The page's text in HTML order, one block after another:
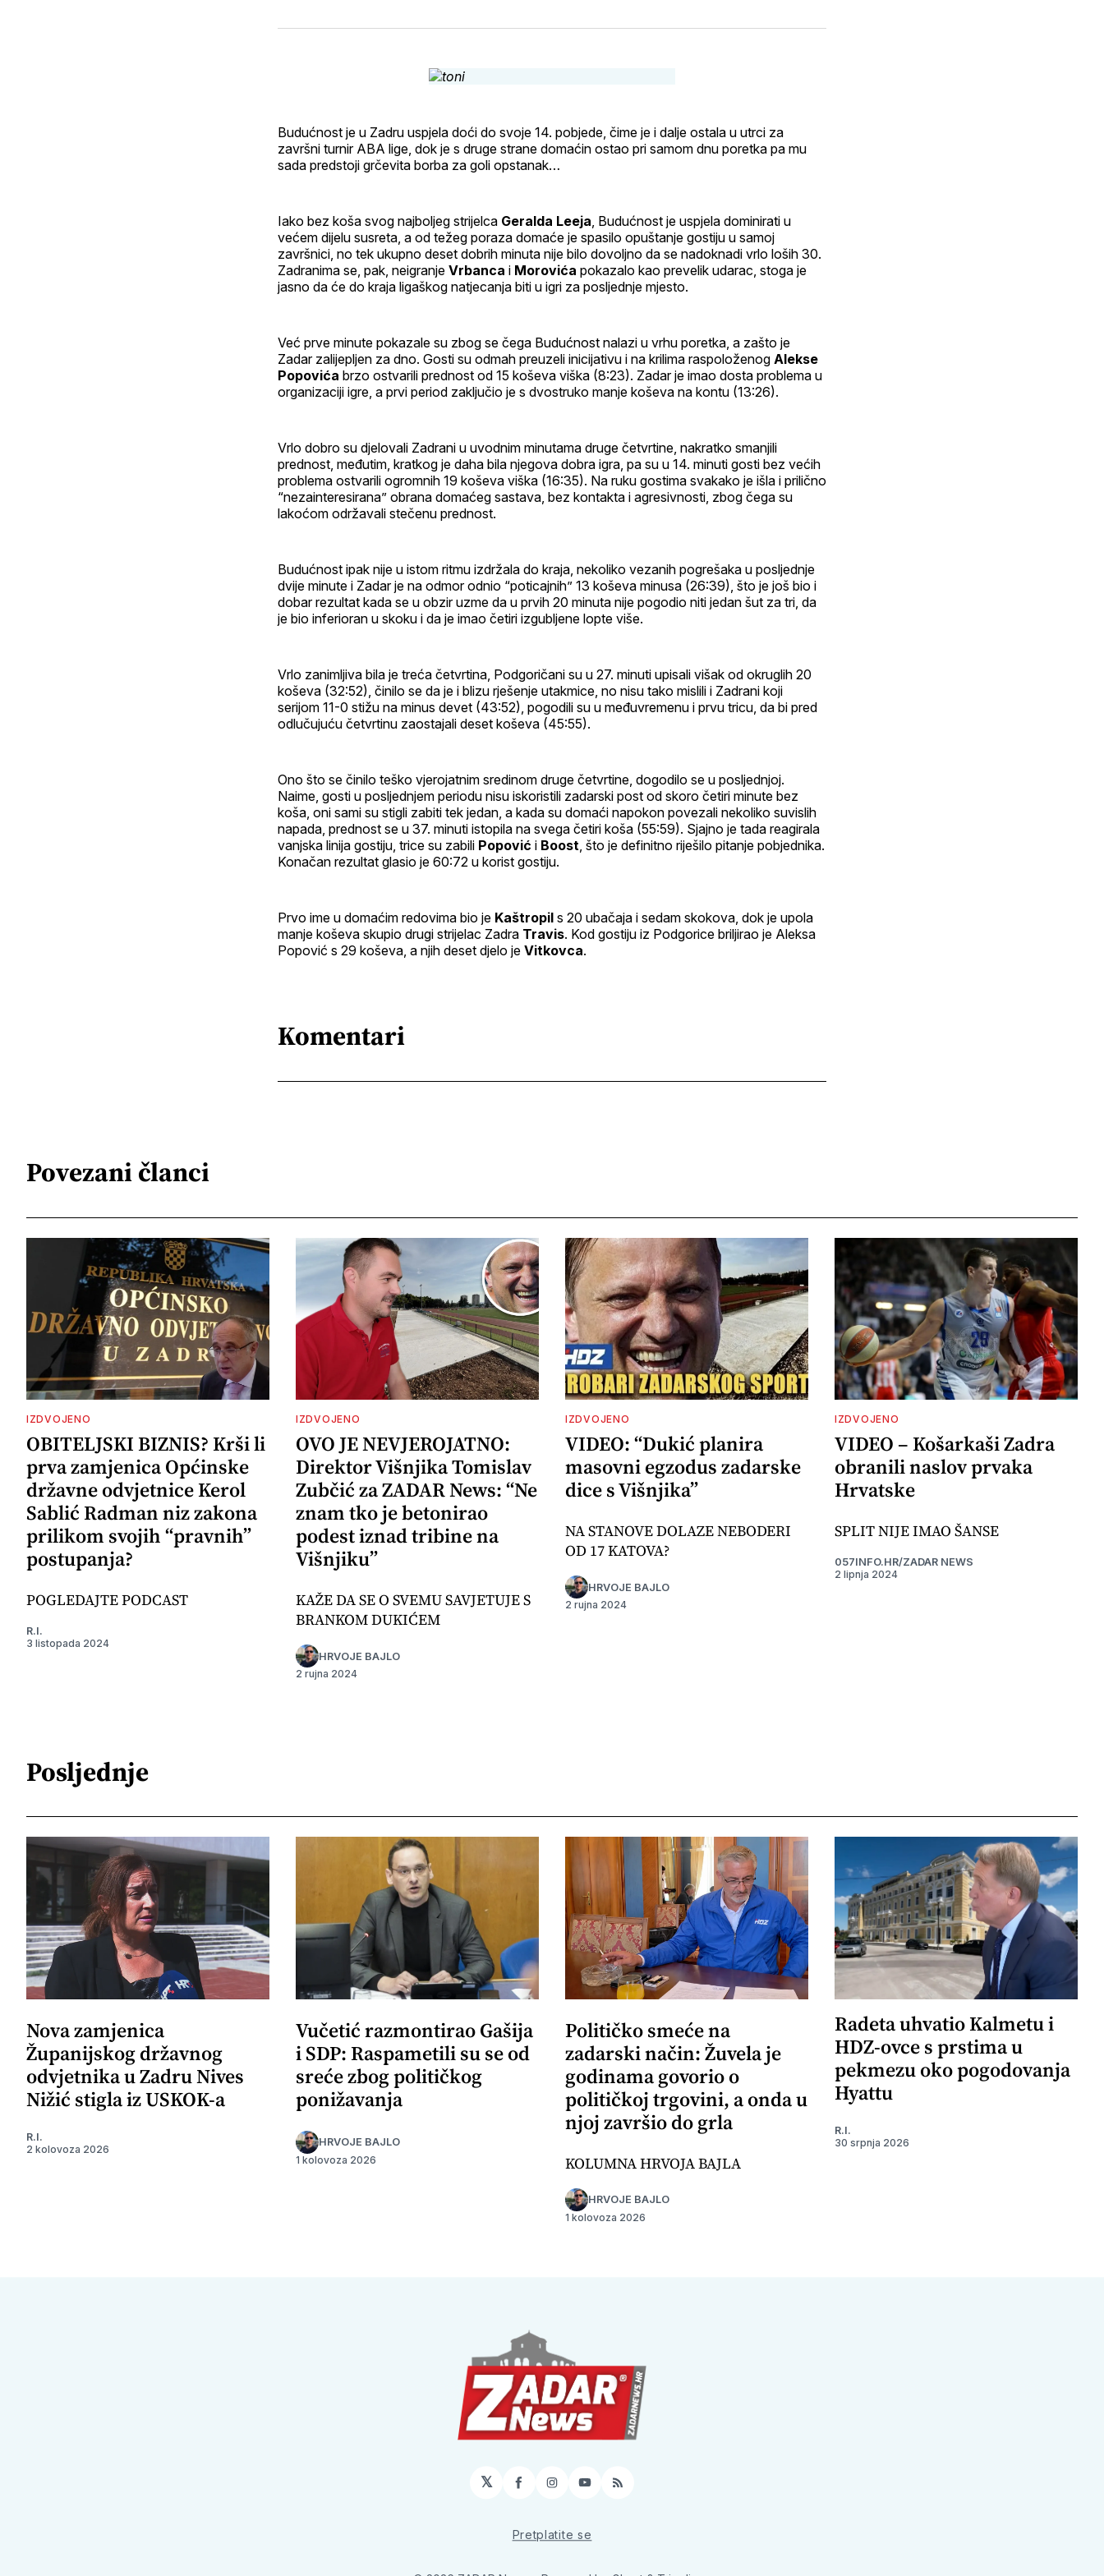
FacebookLinkedIn maila
Budućnost je u Zadru uspjela doći do svoje 14. pobjede, čime je i dalje ostala u utrci za
završni turnir ABA lige, dok je s druge strane domaćin ostao pri samom dnu poretka pa mu
sada predstoji grčevita borba za goli opstanak…
Iako bez koša svog najboljeg strijelca Geralda Leeja , Budućnost je uspjela dominirati u
većem dijelu susreta, a od težeg poraza domaće je spasilo opuštanje gostiju u samoj
završnici, no tek ukupno deset dobrih minuta nije bilo dovoljno da se nadoknadi vrlo loših 30.
Zadranima se, pak, neigranje Vrbanca i Morovića pokazalo kao prevelik udarac, stoga je
jasno da će do kraja ligaškog natjecanja biti u igri za posljednje mjesto.
Već prve minute pokazale su zbog se čega Budućnost nalazi u vrhu poretka, a zašto je
Zadar zalijepljen za dno. Gosti su odmah preuzeli inicijativu i na krilima raspoloženog Alekse
Popovića brzo ostvarili prednost od 15 koševa viška (8:23). Zadar je imao dosta problema u
organizaciji igre, a prvi period zaključio je s dvostruko manje koševa na kontu (13:26).
Vrlo dobro su djelovali Zadrani u uvodnim minutama druge četvrtine, nakratko smanjili
prednost, međutim, kratkog je daha bila njegova dobra igra, pa su u 14. minuti gosti bez većih
problema ostvarili ogromnih 19 koševa viška (16:35). Na ruku gostima svakako je išla i prilično
“nezainteresirana” obrana domaćeg sastava, bez kontakta i agresivnosti, zbog čega su
lakoćom održavali stečenu prednost.
Budućnost ipak nije u istom ritmu izdržala do kraja, nekoliko vezanih pogrešaka u posljednje
dvije minute i Zadar je na odmor odnio “poticajnih” 13 koševa minusa (26:39), što je još bio i
dobar rezultat kada se u obzir uzme da u prvih 20 minuta nije pogodio niti jedan šut za tri, da
je bio inferioran u skoku i da je imao četiri izgubljene lopte više.
Vrlo zanimljiva bila je treća četvrtina, Podgoričani su u 27. minuti upisali višak od okruglih 20
koševa (32:52), činilo se da je i blizu rješenje utakmice, no nisu tako mislili i Zadrani koji
serijom 11-0 stižu na minus devet (43:52), pogodili su u međuvremenu i prvu tricu, da bi pred
odlučujuću četvrtinu zaostajali deset koševa (45:55).
Ono što se činilo teško vjerojatnim sredinom druge četvrtine, dogodilo se u posljednjoj.
Naime, gosti u posljednjem periodu nisu iskoristili zadarski post od skoro četiri minute bez
koša, oni sami su stigli zabiti tek jedan, a kada su domaći napokon povezali nekoliko suvislih
napada, prednost se u 37. minuti istopila na svega četiri koša (55:59). Sjajno je tada reagirala
vanjska linija gostiju, trice su zabili Popović i Boost , što je definitno riješilo pitanje pobjednika.
Konačan rezultat glasio je 60:72 u korist gostiju.
Prvo ime u domaćim redovima bio je Kaštropil s 20 ubačaja i sedam skokova, dok je upola
manje koševa skupio drugi strijelac Zadra Travis. Kod gostiju iz Podgorice briljirao je Aleksa
Popović s 29 koševa, a njih deset djelo je Vitkovca.
Komentari
Povezani članci
IZDVOJENO
OBITELJSKI BIZNIS? Krši li
prva zamjenica Općinske
državne odvjetnice Kerol
Sablić Radman niz zakona
prilikom svojih “pravnih”
postupanja?
POGLEDAJTE PODCAST
R.I.
3 listopada 2024
IZDVOJENO
OVO JE NEVJEROJATNO:
Direktor Višnjika Tomislav
Zubčić za ZADAR News: “Ne
znam tko je betonirao
podest iznad tribine na
Višnjiku”
KAŽE DA SE O SVEMU SAVJETUJE S
BRANKOM DUKIĆEM
HRVOJE BAJLO
2 rujna 2024
IZDVOJENO
VIDEO: “Dukić planira
masovni egzodus zadarske
dice s Višnjika”
NA STANOVE DOLAZE NEBODERI
OD 17 KATOVA?
HRVOJE BAJLO
2 rujna 2024
IZDVOJENO
VIDEO – Košarkaši Zadra
obranili naslov prvaka
Hrvatske
SPLIT NIJE IMAO ŠANSE
057INFO.HR/ZADAR NEWS
2 lipnja 2024
Posljednje
Nova zamjenica
Županijskog državnog
odvjetnika u Zadru Nives
Nižić stigla iz USKOK-a
R.I.
2 kolovoza 2026
Vučetić razmontirao Gašija
i SDP: Raspametili su se od
sreće zbog političkog
ponižavanja
HRVOJE BAJLO
1 kolovoza 2026
Političko smeće na
zadarski način: Žuvela je
godinama govorio o
političkoj trgovini, a onda u
njoj završio do grla
KOLUMNA HRVOJA BAJLA
HRVOJE BAJLO
1 kolovoza 2026
Radeta uhvatio Kalmetu i
HDZ-ovce s prstima u
pekmezu oko pogodovanja
Hyattu
R.I.
30 srpnja 2026
𝕏 Facebook
Instagram
YouTube
RSS
Pretplatite se